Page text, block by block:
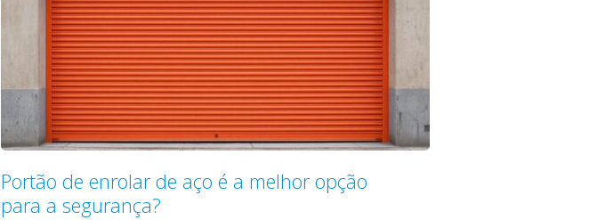
Portão de enrolar de aço é a melhor opção
para a segurança?